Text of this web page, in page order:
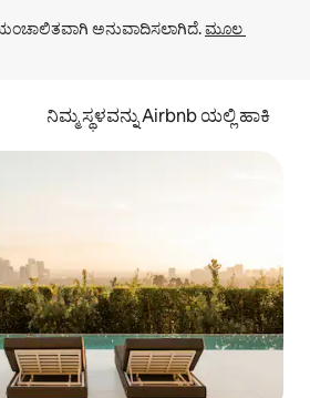
ಅನುವಾದಿಸಲಾಗಿದೆ. ಮೂಲ
ನಿಮ್ಮ ಸ್ಥಳವನ್ನು Airbnb ಯಲ್ಲಿ ಹಾಕಿ